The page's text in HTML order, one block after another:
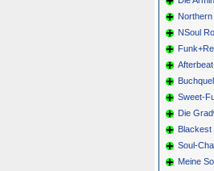
NSoul
Sweet-
Die
Blackest
Soul-
Meine